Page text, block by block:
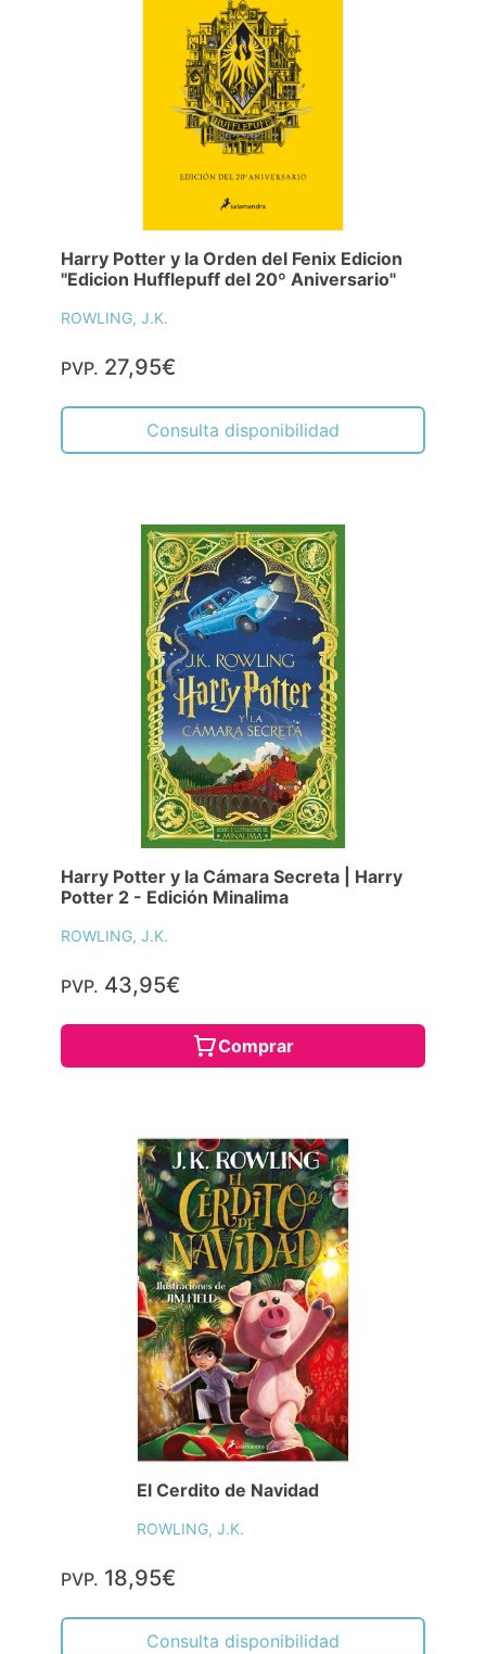
Harry Potter y la Orden del Fenix Edicion
"Edicion Hufflepuff del 20º Aniversario"
ROWLING, J.K.
PVP. 27,95€
Consulta disponibilidad
Harry Potter y la Cámara Secreta | Harry
Potter 2 - Edición Minalima
ROWLING, J.K.
PVP. 43,95€
Comprar
El Cerdito de Navidad
ROWLING, J.K.
PVP. 18,95€
Consulta disponibilidad